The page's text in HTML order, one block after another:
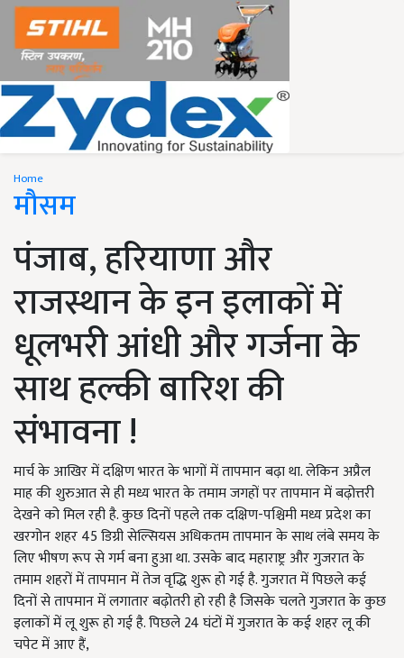
Home
मौसम
पंजाब, हरियाणा और
राजस्थान के इन इलाकों में
धूलभरी आंधी और गर्जना के
साथ हल्की बारिश की
संभावना !
मार्च के आखिर में दक्षिण भारत के भागों में तापमान बढ़ा था. लेकिन अप्रैल
माह की शुरुआत से ही मध्य भारत के तमाम जगहों पर तापमान में बढ़ोत्तरी
देखने को मिल रही है. कुछ दिनों पहले तक दक्षिण-पश्चिमी मध्य प्रदेश का
खरगोन शहर 45 डिग्री सेल्सियस अधिकतम तापमान के साथ लंबे समय के
लिए भीषण रूप से गर्म बना हुआ था. उसके बाद महाराष्ट्र और गुजरात के
तमाम शहरों में तापमान में तेज वृद्धि शुरू हो गई है. गुजरात में पिछले कई
दिनों से तापमान में लगातार बढ़ोतरी हो रही है जिसके चलते गुजरात के कुछ
इलाकों में लू शुरू हो गई है. पिछले 24 घंटों में गुजरात के कई शहर लू की
चपेट में आए हैं,